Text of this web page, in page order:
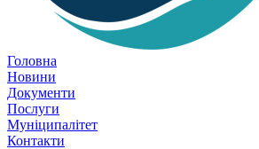
Головна
Новини
Документи
Послуги
Муніципалітет
Контакти